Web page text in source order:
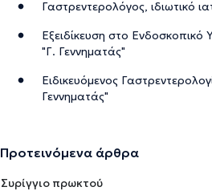
Γαστρεντερολόγος, ιδιωτικό
Εξειδίκευση στο
"Γ. Γεννηματάς"
Ειδικευόμενος
Γεννηματάς"
Προτεινόμενα άρθρα
Συρίγγιο πρωκτού